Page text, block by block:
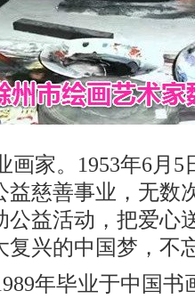
画家。1953年6月
益慈善事业，无数
公益活动，把爱心
复兴的中国梦，不
年毕业于中国